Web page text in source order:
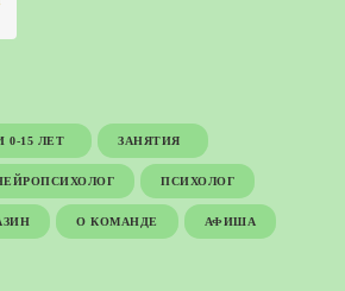
15 ЛЕТ ЗАНЯТИЯ
ПСИХОЛОГ
О КОМАНДЕ АФИША